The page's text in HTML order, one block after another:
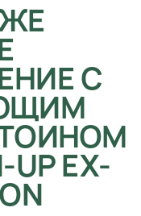
С
UP EX-